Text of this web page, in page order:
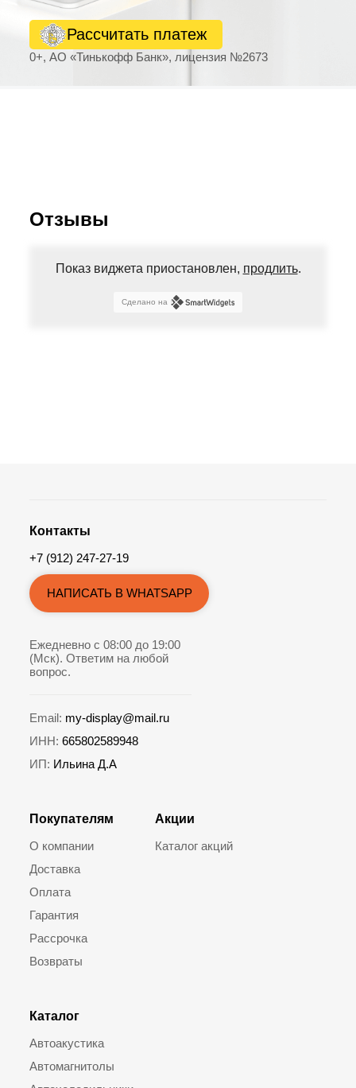
0+, АО «Тинькофф Банк», лицензия №2673
Рассчитать платеж
Отзывы
Показ виджета приостановлен, продлить.
Сделано на
Покупателям
О компании
Доставка
Оплата
Гарантия
Рассрочка
Возвраты
Каталог
Автоакустика
Автомагнитолы
Акции
Каталог акций
Контакты
+7 (912) 247-27-19
НАПИСАТЬ В WHATSAPP
Ежедневно с 08:00 до 19:00
(Мск). Ответим на любой
вопрос.
Email: my-display@mail.ru
ИНН: 665802589948
ИП: Ильина Д.А